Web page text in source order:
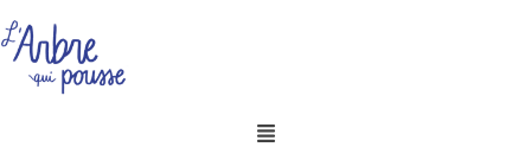
au
contenu
Menu